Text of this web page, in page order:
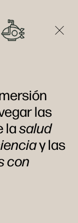
y
A lo
las
lasalud
y las
con